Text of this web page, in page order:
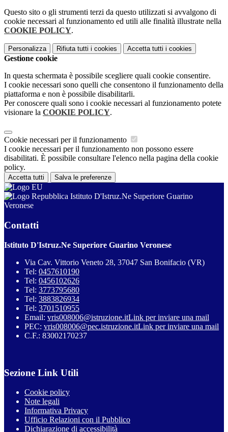
Questo sito o gli strumenti terzi da questo utilizzati si avvalgono di
cookie necessari al funzionamento ed utili alle finalità illustrate nella
COOKIE POLICY.
Personalizza Rifiuta tutti i cookies Accetta tutti i cookies
Gestione cookie
In questa schermata è possibile scegliere quali cookie consentire.
I cookie necessari sono quelli che consentono il funzionamento della
piattaforma e non è possibile disabilitarli.
Per conoscere quali sono i cookie necessari al funzionamento potete
visionare la COOKIE POLICY.
Cookie necessari per il funzionamento
I cookie necessari per il funzionamento non possono essere
disabilitati. È possibile consultare l'elenco nella pagina della cookie
policy.
Accetta tutti Salva le preferenze
Istituto D'Istruz.Ne Superiore Guarino
Veronese
Contatti
Istituto D'Istruz.Ne Superiore Guarino Veronese
Via Cav. Vittorio Veneto 28, 37047 San Bonifacio (VR)
Tel: 0457610190
Tel: 0456102626
Tel: 3773795680
Tel: 3883826934
Tel: 3701510955
Email: vris008006@istruzione.itLink per inviare una mail
PEC: vris008006@pec.istruzione.itLink per inviare una mail
C.F.: 83002170237
Sezione Link Utili
Cookie policy
Note legali
Informativa Privacy
Ufficio Relazioni con il Pubblico
Dichiarazione di accessibilità